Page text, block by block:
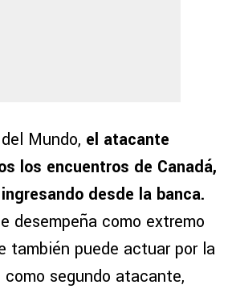
Mundo, el atacante
los encuentros de Canadá,
desde la banca.
desempeña como extremo
también puede actuar por la
segundo atacante,